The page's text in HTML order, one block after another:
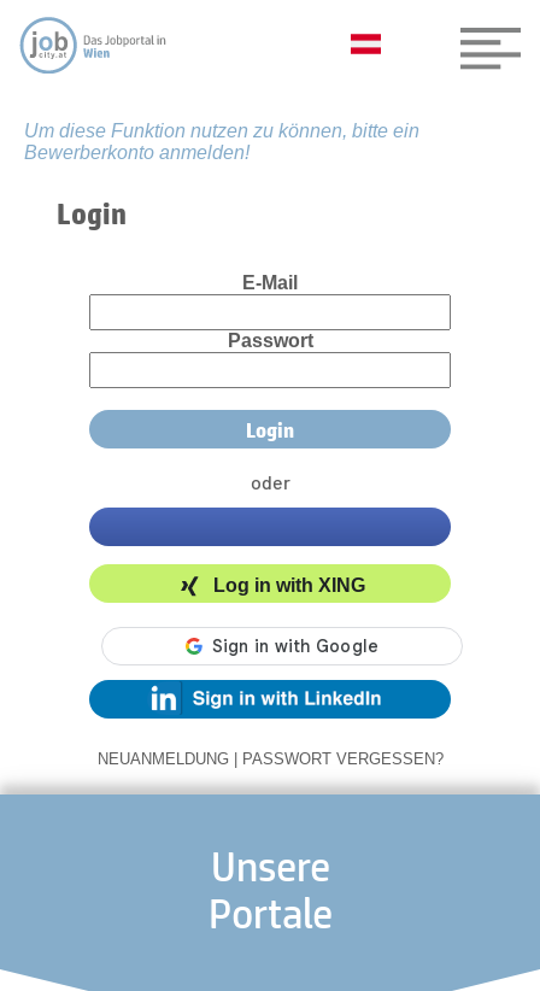
Um diese Funktion nutzen zu können, bitte ein
Bewerberkonto anmelden!
Login
E-Mail
Passwort
oder
Log in with XING
NEUANMELDUNG | PASSWORT VERGESSEN?
Unsere
Portale